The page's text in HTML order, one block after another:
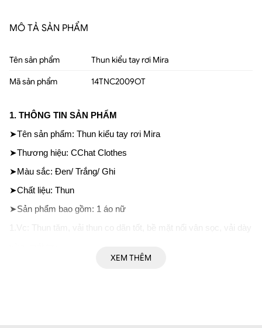
MÔ TẢ SẢN PHẨM
Tên sản phẩm Thun kiểu tay rơi Mira
Mã sản phẩm 14TNC2009OT
1. THÔNG TIN SẢN PHẨM
➤Tên sản phẩm: Thun kiểu tay rơi Mira
➤Thương hiệu: CChat Clothes
➤Màu sắc: Đen/ Trắng/ Ghi
➤Chất liệu: Thun
➤Sản phẩm bao gồm: 1 áo nữ
1.Vc: Thun tăm, vải thun co dãn tốt, bề mặt nổi vân sọc, vải dày
XEM THÊM